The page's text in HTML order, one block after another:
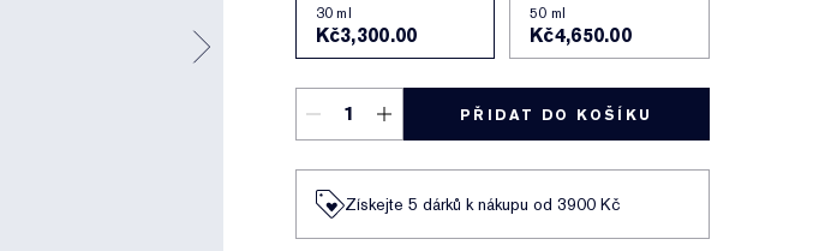
30 ml
Kč3,300.00
50 ml
Kč4,650.00
PŘIDAT DO KOŠÍKU
Získejte 5 dárků k nákupu od 3900 Kč